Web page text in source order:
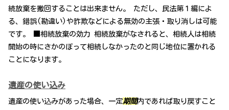
続放棄を撤回することは出来ません。 ただし、民法第１編によ
る、錯誤(勘違い)や詐欺などによる無効の主張・取り消しは可能
です。 ■相続放棄の効力 相続放棄がなされると、相続人は相続
開始の時にさかのぼって相続しなかったのと同じ地位に置かれる
ことになります。
遺産の使い込み
遺産の使い込みがあった場合、一定期間内であれば取り戻すこと